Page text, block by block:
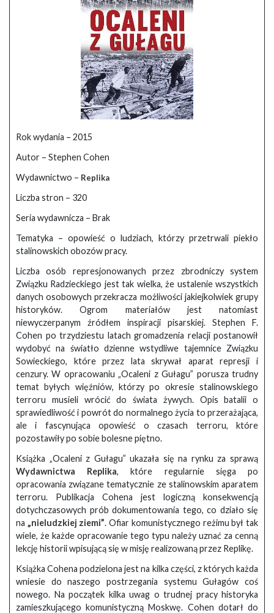
Rok wydania – 2015
Autor – Stephen Cohen
Wydawnictwo – Replika
Liczba stron – 320
Seria wydawnicza – Brak
Tematyka – opowieść o ludziach, którzy przetrwali piekło
stalinowskich obozów pracy.
Liczba osób represjonowanych przez zbrodniczy system
Związku Radzieckiego jest tak wielka, że ustalenie wszystkich
danych osobowych przekracza możliwości jakiejkolwiek grupy
historyków. Ogrom materiałów jest natomiast
niewyczerpanym źródłem inspiracji pisarskiej. Stephen F.
Cohen po trzydziestu latach gromadzenia relacji postanowił
wydobyć na światło dzienne wstydliwe tajemnice Związku
Sowieckiego, które przez lata skrywał aparat represji i
cenzury. W opracowaniu „Ocaleni z Gułagu” porusza trudny
temat byłych więźniów, którzy po okresie stalinowskiego
terroru musieli wrócić do świata żywych. Opis batalii o
sprawiedliwość i powrót do normalnego życia to przerażająca,
ale i fascynująca opowieść o czasach terroru, które
pozostawiły po sobie bolesne piętno.
Książka „Ocaleni z Gułagu” ukazała się na rynku za sprawą
Wydawnictwa Replika, które regularnie sięga po
opracowania związane tematycznie ze stalinowskim aparatem
terroru. Publikacja Cohena jest logiczną konsekwencją
dotychczasowych prób dokumentowania tego, co działo się
na „nieludzkiej ziemi”. Ofiar komunistycznego reżimu był tak
wiele, że każde opracowanie tego typu należy uznać za cenną
lekcję historii wpisującą się w misję realizowaną przez Replikę.
Książka Cohena podzielona jest na kilka części, z których każda
wniesie do naszego postrzegania systemu Gułagów coś
nowego. Na początek kilka uwag o trudnej pracy historyka
zamieszkującego komunistyczną Moskwę. Cohen dotarł do